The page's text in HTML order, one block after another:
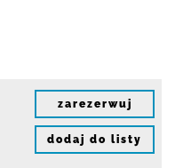
zarezerwuj
dodaj do listy